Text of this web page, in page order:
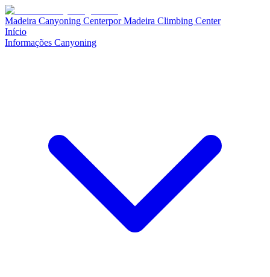
Madeira Canyoning CenterporMadeira Climbing Center
Início
Informações Canyoning